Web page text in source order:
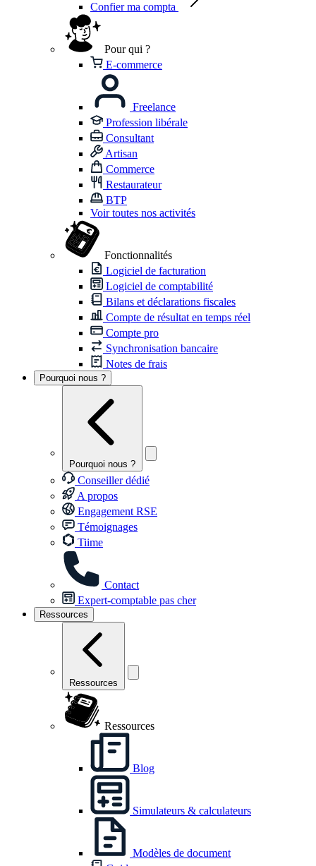
Confier ma compta
Pour qui ?
E-commerce
Freelance
Profession libérale
Consultant
Artisan
Commerce
Restaurateur
BTP
Voir toutes nos activités
Fonctionnalités
Logiciel de facturation
Logiciel de comptabilité
Bilans et déclarations fiscales
Compte de résultat en temps réel
Compte pro
Synchronisation bancaire
Notes de frais
Pourquoi nous ?
Pourquoi nous ?
Conseiller dédié
A propos
Engagement RSE
Témoignages
Tiime
Contact
Expert-comptable pas cher
Ressources
Ressources
Ressources
Blog
Simulateurs & calculateurs
Modèles de document